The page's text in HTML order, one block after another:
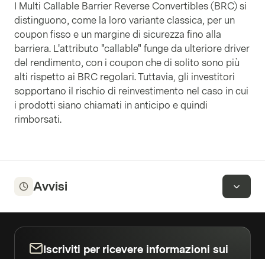
I Multi Callable Barrier Reverse Convertibles (BRC) si
distinguono, come la loro variante classica, per un
coupon fisso e un margine di sicurezza fino alla
barriera. L'attributo "callable" funge da ulteriore driver
del rendimento, con i coupon che di solito sono più
alti rispetto ai BRC regolari. Tuttavia, gli investitori
sopportano il rischio di reinvestimento nel caso in cui
i prodotti siano chiamati in anticipo e quindi
rimborsati.
Avvisi
Iscriviti per ricevere informazioni sui